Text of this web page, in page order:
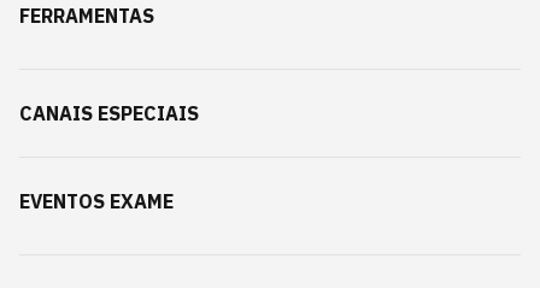
FERRAMENTAS
CANAIS ESPECIAIS
EVENTOS EXAME